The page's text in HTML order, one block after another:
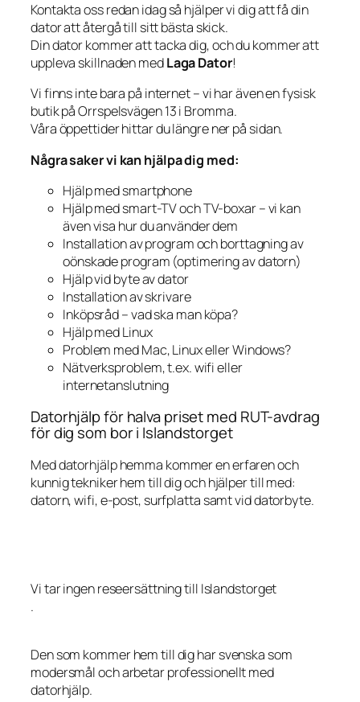
Kontakta oss redan idag så hjälper vi dig att få din
dator att återgå till sitt bästa skick.
Din dator kommer att tacka dig, och du kommer att
uppleva skillnaden medLaga Dator!
Vi finns inte bara på internet – vi har även en fysisk
butik på Orrspelsvägen 13 i Bromma.
Våra öppettider hittar du längre ner på sidan.
Några saker vi kan hjälpa dig med:
Hjälp med smartphone
Hjälp med smart-TV och TV-boxar – vi kan
även visa hur du använder dem
Installation av program och borttagning av
oönskade program (optimering av datorn)
Hjälp vid byte av dator
Installation av skrivare
Inköpsråd – vad ska man köpa?
Hjälp med Linux
Problem med Mac, Linux eller Windows?
Nätverksproblem, t.ex. wifi eller
internetanslutning
Datorhjälp för halva priset med RUT-avdrag
för dig som bor i Islandstorget
Med datorhjälp hemma kommer en erfaren och
kunnig tekniker hem till dig och hjälper till med:
datorn, wifi, e-post, surfplatta samt vid datorbyte.
Vi tar ingen reseersättning till Islandstorget
.
Den som kommer hem till dig har svenska som
modersmål och arbetar professionellt med
datorhjälp.